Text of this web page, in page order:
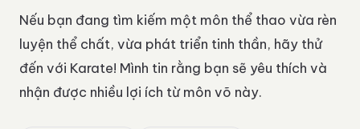
Nếu bạn đang tìm kiếm một môn thể thao vừa rèn
luyện thể chất, vừa phát triển tinh thần, hãy thử
đến với Karate! Mình tin rằng bạn sẽ yêu thích và
nhận được nhiều lợi ích từ môn võ này.